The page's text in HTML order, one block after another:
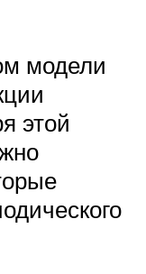
модели
этой